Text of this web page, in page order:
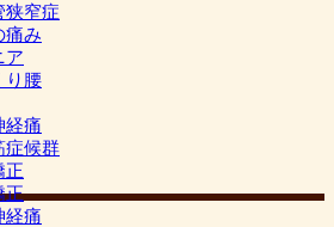
狭窄症
痛み
ア
り腰
経痛
症候群
正
正
経痛